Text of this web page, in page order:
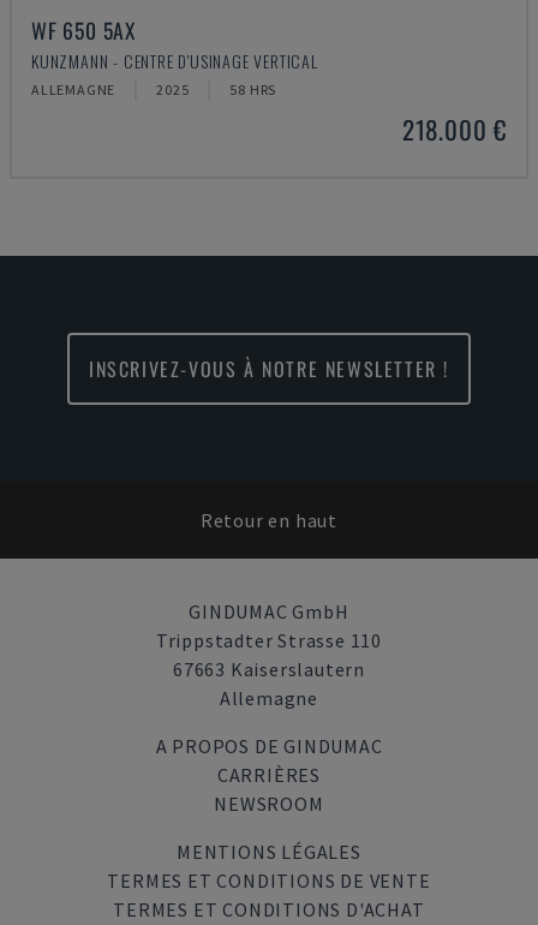
WF 650 5AX
KUNZMANN - CENTRE D'USINAGE VERTICAL
ALLEMAGNE 2025 58 HRS
218.000 €
INSCRIVEZ-VOUS À NOTRE NEWSLETTER !
Retour en haut
GINDUMAC GmbH
Trippstadter Strasse 110
67663 Kaiserslautern
Allemagne
A PROPOS DE GINDUMAC
CARRIÈRES
NEWSROOM
MENTIONS LÉGALES
TERMES ET CONDITIONS DE VENTE
TERMES ET CONDITIONS D'ACHAT